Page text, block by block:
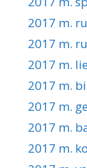
2017 m.
2017 m.
2017 m.
2017 m.
2017 m.
2017 m.
2017 m.